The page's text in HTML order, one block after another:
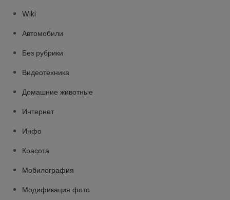
Wiki
Автомобили
Без рубрики
Видеотехника
Домашние животные
Интернет
Инфо
Красота
Мобилография
Модификация фото